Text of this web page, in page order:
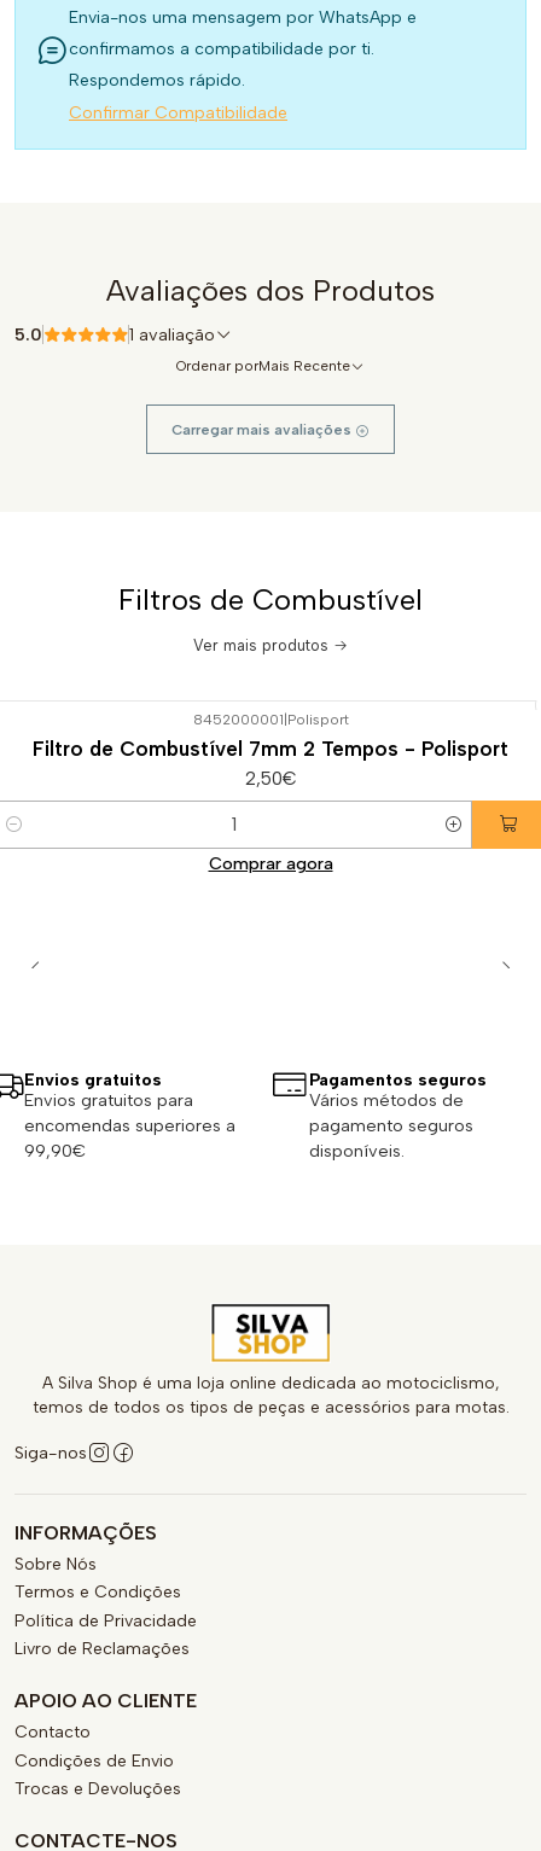
Envia-nos uma mensagem por WhatsApp e
confirmamos a compatibilidade por ti.
Respondemos rápido.
Confirmar Compatibilidade
Avaliações dos Produtos
5.0 1 avaliação
Ordenar porMais Recente
Carregar mais avaliações
Filtros de Combustível
Ver mais produtos
8452000001 Polisport
Filtro de Combustível 7mm 2 Tempos - Polisport
2,50€
Comprar agora
Envios gratuitos
Envios gratuitos para
encomendas superiores a
99,90€
Pagamentos seguros
Vários métodos de
pagamento seguros
disponíveis.
A Silva Shop é uma loja online dedicada ao motociclismo,
temos de todos os tipos de peças e acessórios para motas.
Siga-nos
INFORMAÇÕES
Sobre Nós
Termos e Condições
Política de Privacidade
Livro de Reclamações
APOIO AO CLIENTE
Contacto
Condições de Envio
Trocas e Devoluções
CONTACTE-NOS